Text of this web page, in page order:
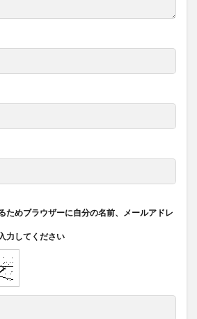
ためブラウザーに自分の名前、メールアドレ
力してください